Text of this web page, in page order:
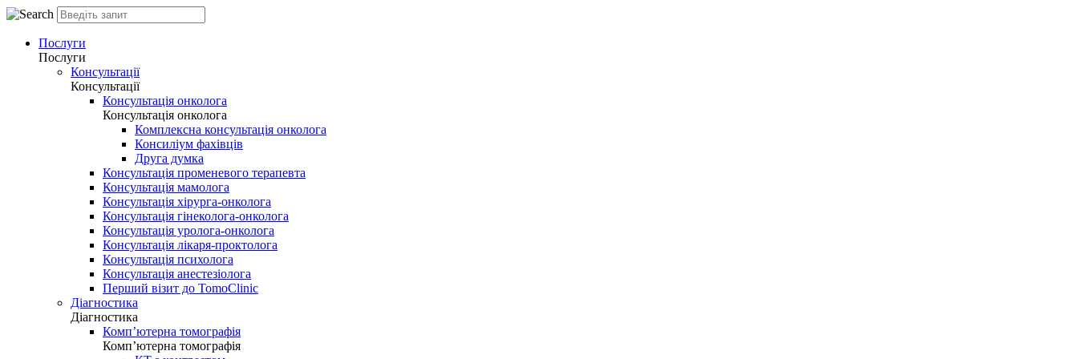
Послуги
Послуги
Консультації
Консультації
Консультація онколога
Консультація онколога
Комплексна консультація онколога
Консиліум фахівців
Друга думка
Консультація променевого терапевта
Консультація мамолога
Консультація хірурга-онколога
Консультація гінеколога-онколога
Консультація уролога-онколога
Консультація лікаря-проктолога
Консультація психолога
Консультація анестезіолога
Перший візит до TomoClinic
Діагностика
Діагностика
Комп’ютерна томографія
Комп’ютерна томографія